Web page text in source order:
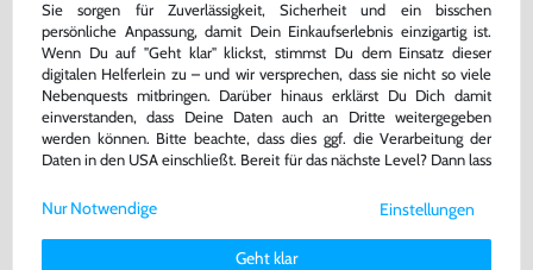
Kid Icarus: Von Mythen und
Monstern
nur32,99 €
Mega Man 1: Dr. Wily's Rache /
Dr. Wily's Revenge
nur29,99 €
Sie sorgen für Zuverlässigkeit, Sicherheit und ein bisschen
persönliche Anpassung, damit Dein Einkaufserlebnis einzigartig ist.
Wenn Du auf "Geht klar" klickst, stimmst Du dem Einsatz dieser
digitalen Helferlein zu – und wir versprechen, dass sie nicht so viele
Nebenquests mitbringen. Darüber hinaus erklärst Du Dich damit
einverstanden, dass Deine Daten auch an Dritte weitergegeben
werden können. Bitte beachte, dass dies ggf. die Verarbeitung der
Daten in den USA einschließt. Bereit für das nächste Level? Dann lass
Weitere Informationen zu den von uns verwendeten Cookies und
Deinen Rechten als Nutzer findest Du in unsererDaten­schutz­
Impressum.
Einstellungen
Geht klar
Nur Notwendige